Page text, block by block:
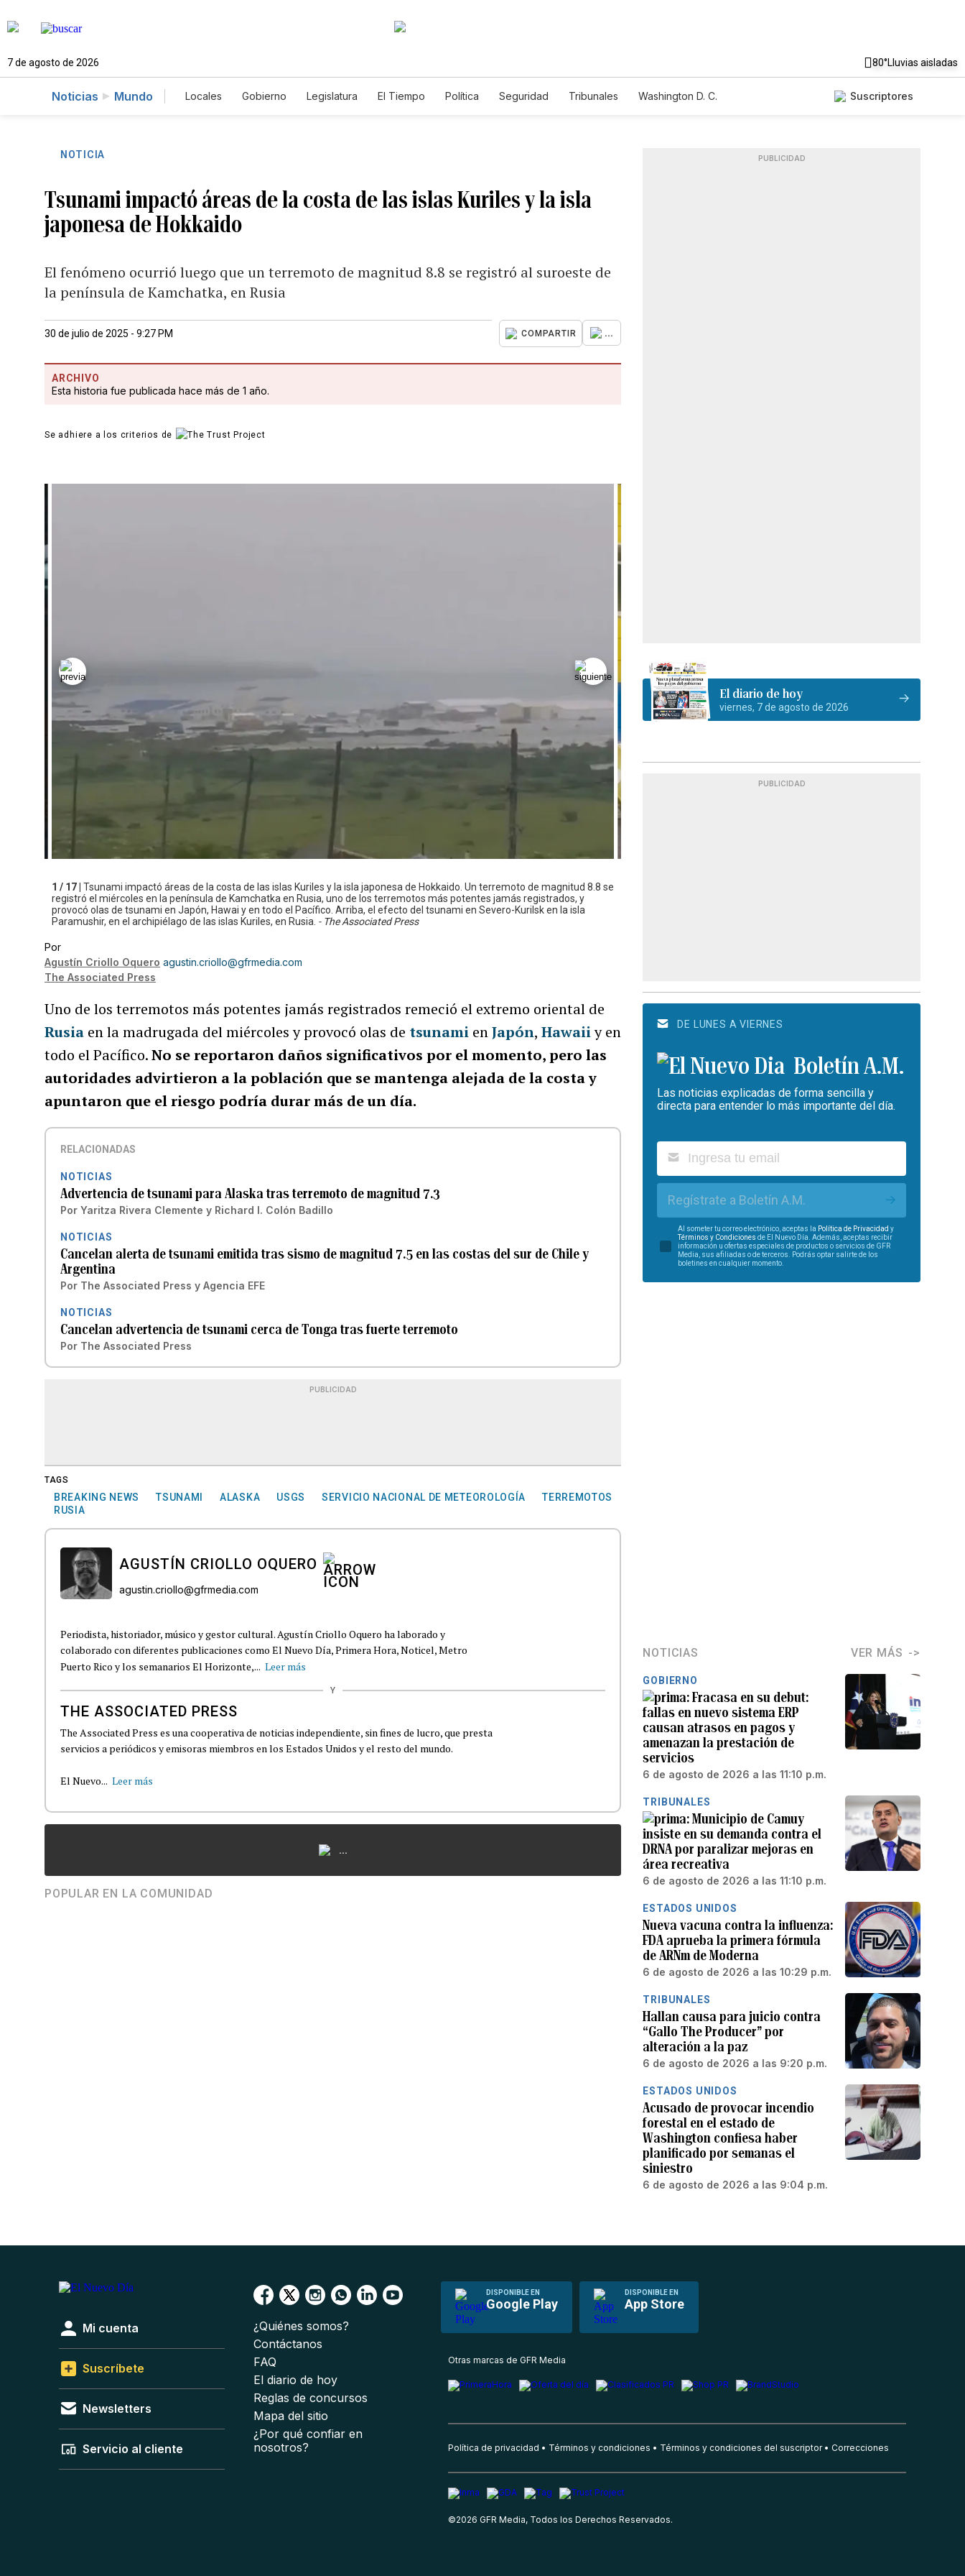
7 de agosto de 2026 80°Lluvias aisladas
Noticias Mundo Locales Gobierno Legislatura El Tiempo Política Seguridad Tribunales
Washington D. C.
Suscriptores
NOTICIA
Tsunami impactó áreas de la costa de las islas Kuriles y la isla
japonesa de Hokkaido
El fenómeno ocurrió luego que un terremoto de magnitud 8.8 se registró al suroeste de
la península de Kamchatka, en Rusia
30 de julio de 2025 - 9:27 PM COMPARTIR ...
ARCHIVO
Esta historia fue publicada hace más de 1 año.
Se adhiere a los criterios de
1 / 17 |Tsunami impactó áreas de la costa de las islas Kuriles y la isla japonesa de Hokkaido. Un terremoto de magnitud 8.8 se
registró el miércoles en la península de Kamchatka en Rusia, uno de los terremotos más potentes jamás registrados, y
provocó olas de tsunami en Japón, Hawai y en todo el Pacífico. Arriba, el efecto del tsunami en Severo-Kurilsk en la isla
Paramushir, en el archipiélago de las islas Kuriles, en Rusia. - The Associated Press
Por
Agustín Criollo Oquero agustin.criollo@gfrmedia.com
The Associated Press
Uno de los terremotos más potentes jamás registrados remeció el extremo oriental de
Rusia en la madrugada del miércoles y provocó olas de tsunami enJapón,Hawaiiy en
todo el Pacífico.No se reportaron daños significativos por el momento, pero las
autoridades advirtieron a la población que se mantenga alejada de la costa y
apuntaron que el riesgo podría durar más de un día.
RELACIONADAS
NOTICIAS
Advertencia de tsunami para Alaska tras terremoto de magnitud 7.3
Por Yaritza Rivera Clemente y Richard I. Colón Badillo
NOTICIAS
Cancelan alerta de tsunami emitida tras sismo de magnitud 7.5 en las costas del sur de Chile y
Argentina
Por The Associated Press yAgencia EFE
NOTICIAS
Cancelan advertencia de tsunami cerca de Tonga tras fuerte terremoto
Por The Associated Press
PUBLICIDAD
TAGS
BREAKING NEWS TSUNAMI ALASKA USGS SERVICIO NACIONAL DE METEOROLOGÍA
TERREMOTOS
RUSIA
AGUSTÍN CRIOLLO OQUERO
agustin.criollo@gfrmedia.com
Periodista, historiador, músico y gestor cultural. Agustín Criollo Oquero ha laborado y
colaborado con diferentes publicaciones como El Nuevo Día, Primera Hora, Noticel, Metro
Puerto Rico y los semanarios El Horizonte,... Leer más
Y
THE ASSOCIATED PRESS
The Associated Press es una cooperativa de noticias independiente, sin fines de lucro, que presta
servicios a periódicos y emisoras miembros en los Estados Unidos y el resto del mundo.
El Nuevo... Leer más
...
POPULAR EN LA COMUNIDAD
PUBLICIDAD
El diario de hoy
viernes, 7 de agosto de 2026
PUBLICIDAD
DE LUNES A VIERNES
Boletín A.M.
Las noticias explicadas de forma sencilla y
directa para entender lo más importante del día.
Regístrate a Boletín A.M.
Al someter tu correo electrónico, aceptas la Política de Privacidad y
Términos y Condiciones de El Nuevo Día. Además, aceptas recibir
información u ofertas especiales de productos o servicios de GFR
Media, sus afiliadas o de terceros. Podrás optar salirte de los
boletines en cualquier momento.
NOTICIAS VER MÁS
GOBIERNO
Fracasa en su debut:
fallas en nuevo sistema ERP
causan atrasos en pagos y
amenazan la prestación de
servicios
6 de agosto de 2026 a las 11:10 p.m.
TRIBUNALES
Municipio de Camuy
insiste en su demanda contra el
DRNA por paralizar mejoras en
área recreativa
6 de agosto de 2026 a las 11:10 p.m.
ESTADOS UNIDOS
Nueva vacuna contra la influenza:
FDA aprueba la primera fórmula
de ARNm de Moderna
6 de agosto de 2026 a las 10:29 p.m.
TRIBUNALES
Hallan causa para juicio contra
“Gallo The Producer” por
alteración a la paz
6 de agosto de 2026 a las 9:20 p.m.
ESTADOS UNIDOS
Acusado de provocar incendio
forestal en el estado de
Washington confiesa haber
planificado por semanas el
siniestro
6 de agosto de 2026 a las 9:04 p.m.
DISPONIBLE EN
Google Play
DISPONIBLE EN
App Store
Mi cuenta
Suscríbete
Newsletters
Servicio al cliente
¿Quiénes somos?
Contáctanos
FAQ
El diario de hoy
Reglas de concursos
Mapa del sitio
¿Por qué confiar en
nosotros?
Otras marcas de GFR Media
Política de privacidad Términos y condiciones Términos y condiciones del suscriptor Correcciones
©2026 GFR Media, Todos los Derechos Reservados.